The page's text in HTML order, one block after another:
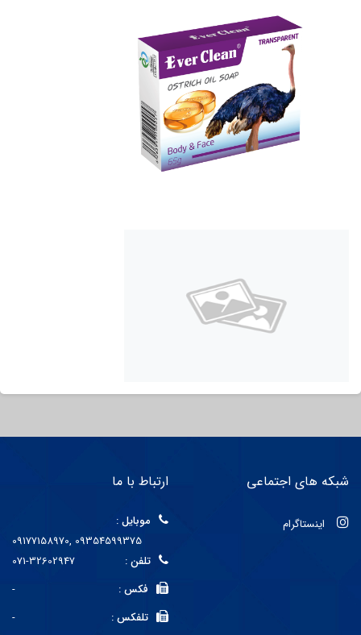
شبکه های اجتماعی
اینستاگرام
ارتباط با ما
موبایل :
09177158970, 09354599375
تلفن :
071-32602947
فکس :
تلفکس :